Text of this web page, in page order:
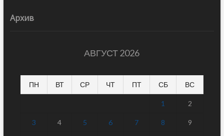
Архив
АВГУСТ 2026
ПН ВТ СР ЧТ ПТ СБ ВС
1 2
3 4 5 6 7 8 9